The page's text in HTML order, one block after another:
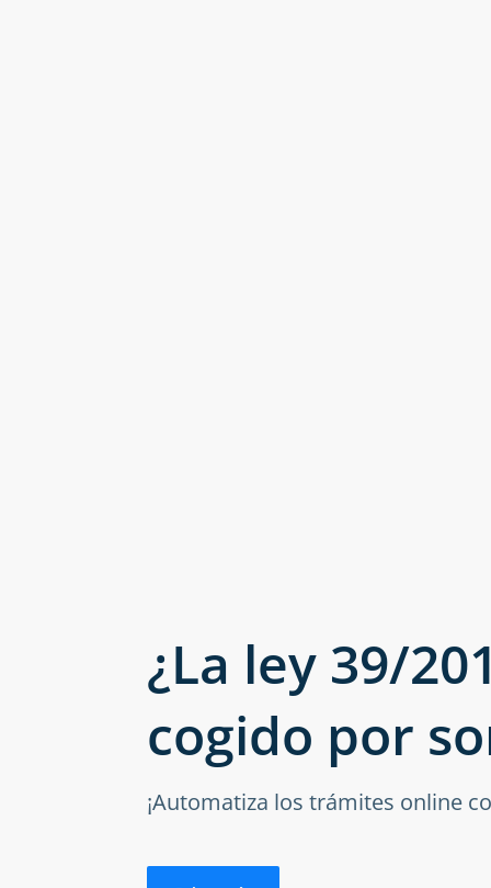
¿La ley 39/
cogido por
¡Automatiza los trámites online